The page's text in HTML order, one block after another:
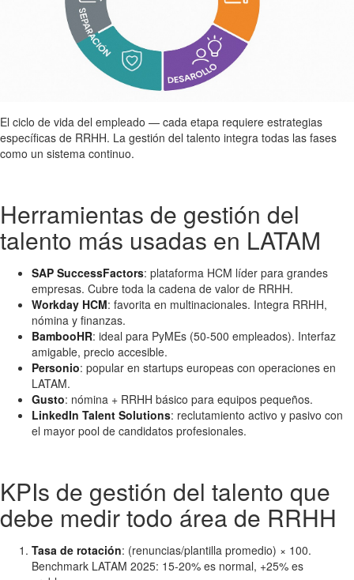
El ciclo de vida del empleado — cada etapa requiere estrategias
específicas de RRHH. La gestión del talento integra todas las fases
como un sistema continuo.
Herramientas de gestión del
talento más usadas en LATAM
SAP SuccessFactors: plataforma HCM líder para grandes
empresas. Cubre toda la cadena de valor de RRHH.
Workday HCM: favorita en multinacionales. Integra RRHH,
nómina y finanzas.
BambooHR: ideal para PyMEs (50-500 empleados). Interfaz
amigable, precio accesible.
Personio: popular en startups europeas con operaciones en
LATAM.
Gusto: nómina + RRHH básico para equipos pequeños.
LinkedIn Talent Solutions: reclutamiento activo y pasivo con
el mayor pool de candidatos profesionales.
KPIs de gestión del talento que
debe medir todo área de RRHH
Tasa de rotación: (renuncias/plantilla promedio) × 100.
Benchmark LATAM 2025: 15-20% es normal, +25% es